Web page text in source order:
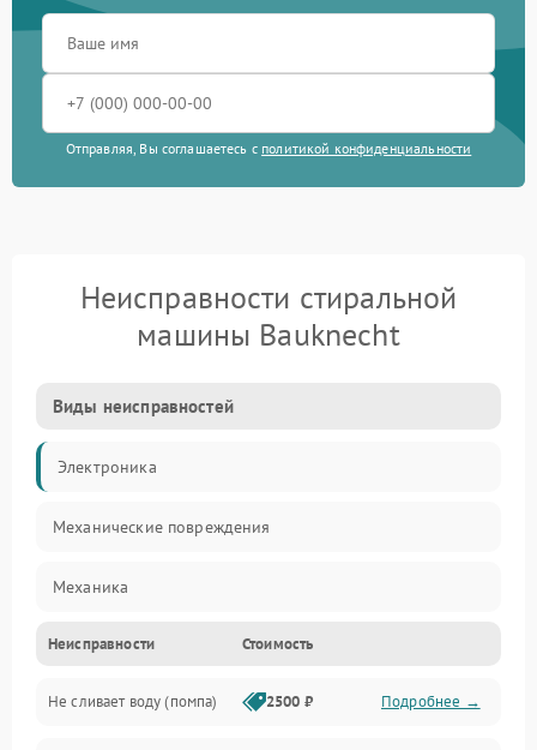
Отправляя, Вы соглашаетесь с политикой конфиденциальности
Неисправности стиральной
машины Bauknecht
Виды неисправностей
Электроника
Механические повреждения
Механика
Электропитание
Водоснабжение
Неисправности Стоимость
Не сливает воду (помпа) 2500 ₽ Подробнее →